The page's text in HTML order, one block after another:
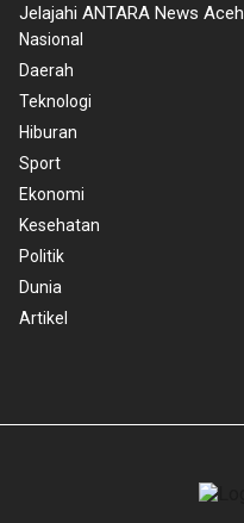
Jelajahi ANTARA News Aceh
Nasional
Daerah
Teknologi
Hiburan
Sport
Ekonomi
Kesehatan
Politik
Dunia
Artikel